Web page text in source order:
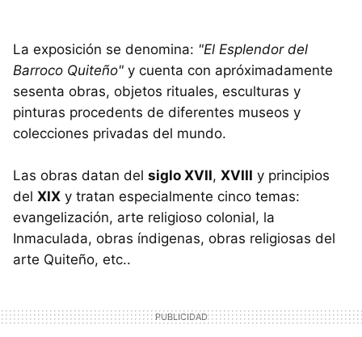
La exposición se denomina: "El Esplendor del
Barroco Quiteño" y cuenta con apróximadamente
sesenta obras, objetos rituales, esculturas y
pinturas procedents de diferentes museos y
colecciones privadas del mundo.
Las obras datan del siglo XVII, XVIII y principios
del XIX y tratan especialmente cinco temas:
evangelización, arte religioso colonial, la
Inmaculada, obras índigenas, obras religiosas del
arte Quiteño, etc..